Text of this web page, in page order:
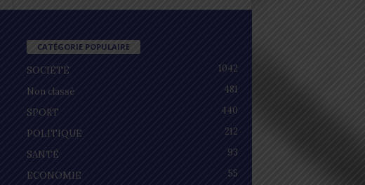
CATÉGORIE POPULAIRE
SOCIÉTÉ
1042
Non classé
481
SPORT
440
POLITIQUE
212
SANTÉ
93
ECONOMIE
55